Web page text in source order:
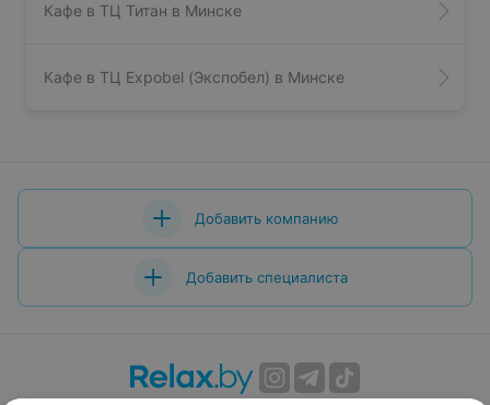
Кафе в ТЦ Титан в Минске
Кафе в ТЦ Expobel (Экспобел) в Минске
Добавить компанию
Добавить специалиста